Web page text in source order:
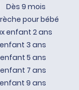
Dès 9 mois
pour bébé
enfant 2 ans
3 ans
5 ans
7 ans
9 ans